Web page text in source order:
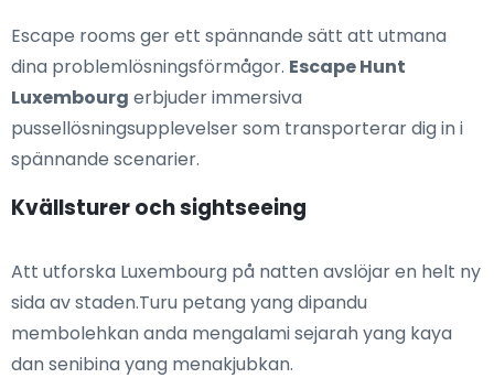
Escape rooms ger ett spännande sätt att utmana
dina problemlösningsförmågor. Escape Hunt
Luxembourg erbjuder immersiva
pussellösningsupplevelser som transporterar dig in i
spännande scenarier.
Kvällsturer och sightseeing
Att utforska Luxembourg på natten avslöjar en helt ny
sida av staden.Turu petang yang dipandu
membolehkan anda mengalami sejarah yang kaya
dan senibina yang menakjubkan.